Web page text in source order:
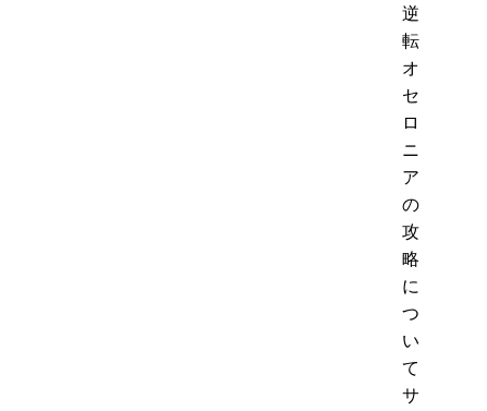
逆
転
オ
セ
ロ
ニ
ア
の
攻
略
に
つ
い
て
サ